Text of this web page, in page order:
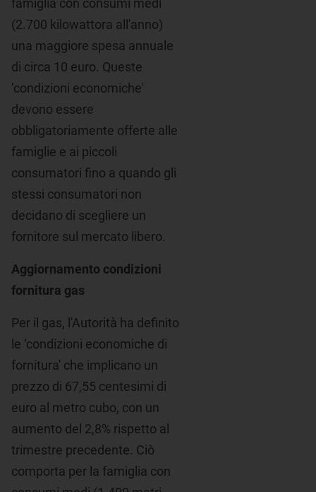
famiglia con consumi medi
(2.700 kilowattora all'anno)
una maggiore spesa annuale
di circa 10 euro. Queste
‘condizioni economiche'
devono essere
obbligatoriamente offerte alle
famiglie e ai piccoli
consumatori fino a quando gli
stessi consumatori non
decidano di scegliere un
fornitore sul mercato libero.
Aggiornamento condizioni
fornitura gas
Per il gas, l'Autorità ha definito
le ‘condizioni economiche di
fornitura' che implicano un
prezzo di 67,55 centesimi di
euro al metro cubo, con un
aumento del 2,8% rispetto al
trimestre precedente. Ciò
comporta per la famiglia con